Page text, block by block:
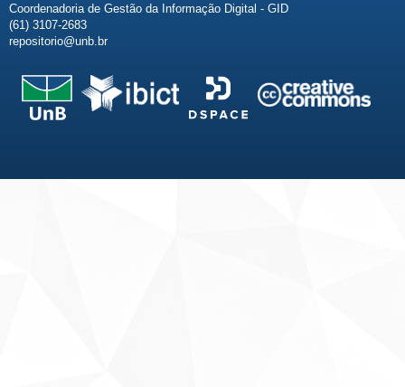
Coordenadoria de Gestão da Informação Digital - GID
(61) 3107-2683
repositorio@unb.br